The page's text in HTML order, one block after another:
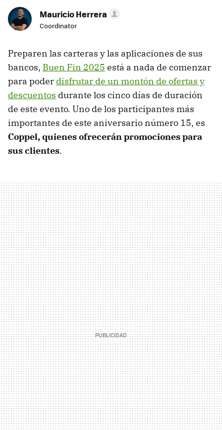
Mauricio Herrera
Coordinator
Preparen las carteras y las aplicaciones de sus
bancos, Buen Fin 2025 está a nada de comenzar
para poder disfrutar de un montón de ofertas y
descuentos durante los cinco días de duración
de este evento. Uno de los participantes más
importantes de este aniversario número 15, es
Coppel, quienes ofrecerán promociones para
sus clientes.